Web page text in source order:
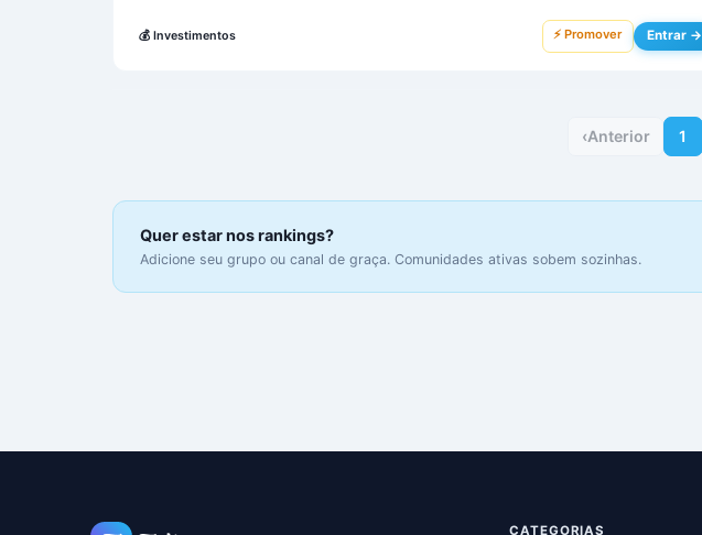
💰 Investimentos ⚡ Promover Entrar →
‹Anterior 1
Quer estar nos rankings?
Adicione seu grupo ou canal de graça. Comunidades ativas sobem sozinhas.
CATEGORIAS